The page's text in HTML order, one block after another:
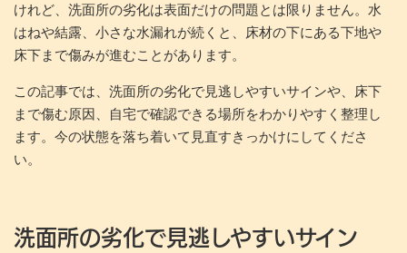
けれど、洗面所の劣化は表面だけの問題とは限りません。水
はねや結露、小さな水漏れが続くと、床材の下にある下地や
床下まで傷みが進むことがあります。
この記事では、洗面所の劣化で見逃しやすいサインや、床下
まで傷む原因、自宅で確認できる場所をわかりやすく整理し
ます。今の状態を落ち着いて見直すきっかけにしてくださ
い。
洗面所の劣化で見逃しやすいサイン